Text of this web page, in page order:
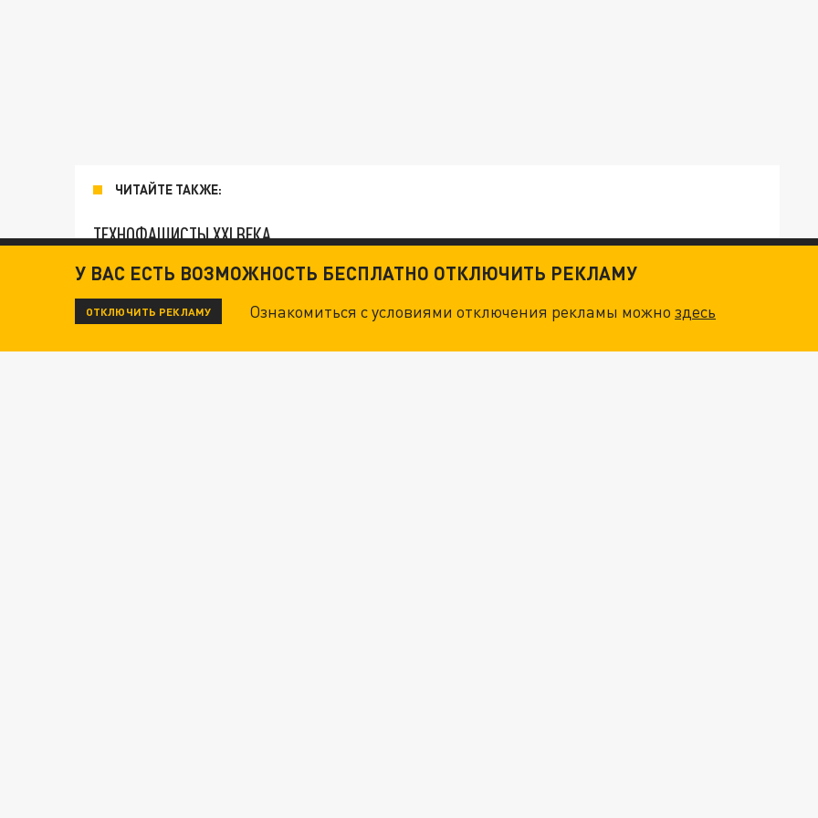
ЧИТАЙТЕ ТАКЖЕ:
ТЕХНОФАШИСТЫ XXI ВЕКА
ДАНЯ С ДАШЕЙ СПАСЛИСЬ ОТ БОЕВИКОВ ВСУ. НО БЕДЫ ДЛЯ МАЛЫШЕЙ НЕ ЗАКОНЧИЛИСЬ
У ВАС ЕСТЬ ВОЗМОЖНОСТЬ БЕСПЛАТНО ОТКЛЮЧИТЬ РЕКЛАМУ
ОТКЛЮЧИТЬ РЕКЛАМУ Ознакомиться с условиями отключения рекламы можноздесь